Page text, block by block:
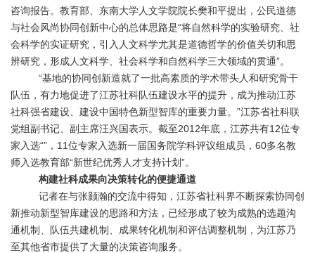
咨询报告。教育部、东南大学人文学院院长樊和平提出，公民道德
与社会风尚协同创新中心的总体思路是“将自然科学的实验研究、社
会科学的实证研究，引入人文科学尤其是道德哲学的价值关切和思
辨研究，形成人文科学、社会科学和自然科学三大领域的贯通”。
“基地的协同创新造就了一批高素质的学术带头人和研究骨干
队伍，有力地促进了江苏社科队伍建设水平的提升，成为推动江苏
社科强省建设、建设中国特色新型智库的重要力量。”江苏省社科联
党组副书记、副主席汪兴国表示。截至2012年底，江苏共有12位专
家入选“”，11位专家入选新一届国务院学科评议组成员，60多名教
师入选教育部“新世纪优秀人才支持计划”。
构建社科成果向决策转化的便捷通道
记者在与张颢瀚的交流中得知，江苏省社科界不断探索协同创
新推动新型智库建设的思路和方法，已经形成了较为成熟的选题沟
通机制、队伍共建机制、成果转化机制和评估调整机制，为江苏乃
至其他省市提供了大量的决策咨询服务。